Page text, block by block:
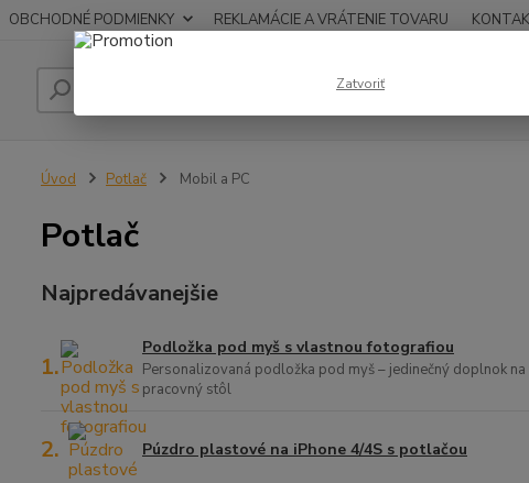
OBCHODNÉ PODMIENKY REKLAMÁCIE A VRÁTENIE TOVARU
Hľadať
Úvod Potlač Mobil a PC
Potlač
Najpredávanejšie
1.
Podložka pod myš s vlastnou fotografiou
Personalizovaná podložka pod myš – jedinečný doplnok na
pracovný stôl
2. Púzdro plastové na iPhone 4/4S s potlačou
Zatvoriť